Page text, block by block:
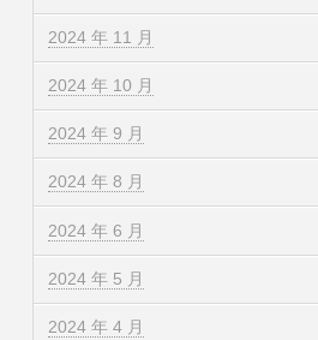
2024 年 11 月
2024 年 10 月
2024 年 9 月
2024 年 8 月
2024 年 6 月
2024 年 5 月
2024 年 4 月